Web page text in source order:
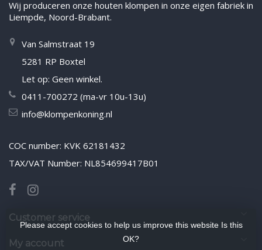
Wij produceren onze houten klompen in onze eigen fabriek in
Liempde, Noord-Brabant.
Van Salmstraat 19
5281 RP Boxtel
Let op: Geen winkel.
0411-700272 (ma-vr 10u-13u)
info@klompenkoning.nl
COC number: KVK 62181432
TAX/VAT Number: NL854699417B01
Customer service
My account
Please accept cookies to help us improve this website Is this
OK?